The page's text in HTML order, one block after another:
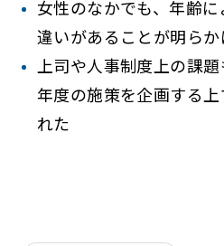
女性のなかでも、年齢
違いがあることが明ら
上司や人事制度上の課
年度の施策を企画する
れた